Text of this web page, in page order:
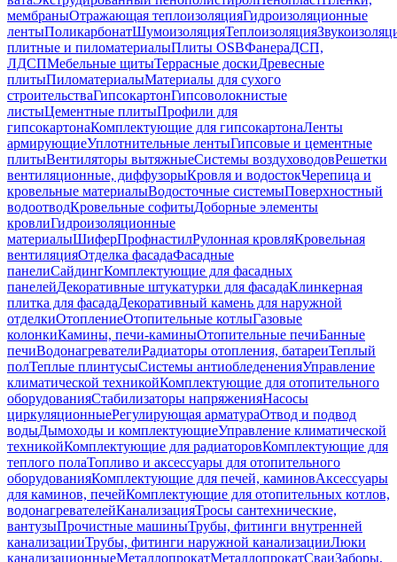
мембраныОтражающая теплоизоляцияГидроизоляционные
лентыПоликарбонатШумоизоляцияТеплоизоляция
плитные и пиломатериалыПлиты OSBФанераДСП,
ЛДСПМебельные щитыТеррасные доскиДревесные
плитыПиломатериалыМатериалы для сухого
строительстваГипсокартонГипсоволокнистые
листыЦементные плитыПрофили для
гипсокартонаКомплектующие для гипсокартонаЛенты
армирующиеУплотнительные лентыГипсовые и цементные
плитыВентиляторы вытяжныеСистемы воздуховодовРешетки
вентиляционные, диффузорыКровля и водостокЧерепица и
кровельные материалыВодосточные системыПоверхностный
водоотводКровельные софитыДоборные элементы
кровлиГидроизоляционные
материалыШиферПрофнастилРулонная кровляКровельная
вентиляцияОтделка фасадаФасадные
панелиСайдингКомплектующие для фасадных
панелейДекоративные штукатурки для фасадаКлинкерная
плитка для фасадаДекоративный камень для наружной
отделкиОтоплениеОтопительные котлыГазовые
колонкиКамины, печи-каминыОтопительные печиБанные
печиВодонагревателиРадиаторы отопления, батареиТеплый
полТеплые плинтусыСистемы антиобледененияУправление
климатической техникойКомплектующие для отопительного
оборудованияСтабилизаторы напряженияНасосы
циркуляционныеРегулирующая арматураОтвод и подвод
водыДымоходы и комплектующиеУправление климатической
техникойКомплектующие для радиаторовКомплектующие для
теплого полаТопливо и аксессуары для отопительного
оборудованияКомплектующие для печей, каминовАксессуары
для каминов, печейКомплектующие для отопительных котлов,
водонагревателейКанализацияТросы сантехнические,
вантузыПрочистные машиныТрубы, фитинги внутренней
канализацииТрубы, фитинги наружной канализацииЛюки
канализационныеМеталлопрокатМеталлопрокатСваиЗаборы,